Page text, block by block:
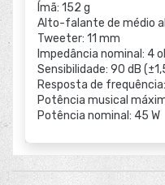
Ímã: 152 g
Alto-falante de médio
Tweeter: 11 mm
Impedância nominal: 4
Sensibilidade: 90 dB
Resposta de
Potência musical
Potência nominal: 45 W